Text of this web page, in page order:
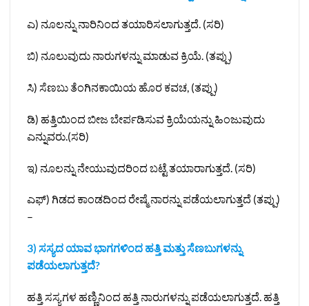
ಎ) ನೂಲನ್ನು ನಾರಿನಿಂದ ತಯಾರಿಸಲಾಗುತ್ತದೆ. (ಸರಿ)
ಬಿ) ನೂಲುವುದು ನಾರುಗಳನ್ನು ಮಾಡುವ ಕ್ರಿಯೆ. (ತಪ್ಪು)
ಸಿ) ಸೆಣಬು ತೆಂಗಿನಕಾಯಿಯ ಹೊರ ಕವಚ, (ತಪ್ಪು)
ಡಿ) ಹತ್ತಿಯಿಂದ ಬೀಜ ಬೇರ್ಪಡಿಸುವ ಕ್ರಿಯೆಯನ್ನು ಹಿಂಜುವುದು
ಎನ್ನುವರು.(ಸರಿ)
ಇ) ನೂಲನ್ನು ನೇಯುವುದರಿಂದ ಬಟ್ಟೆ ತಯಾರಾಗುತ್ತದೆ. (ಸರಿ)
ಎಫ್) ಗಿಡದ ಕಾಂಡದಿಂದ ರೇಷ್ಮೆ ನಾರನ್ನು ಪಡೆಯಲಾಗುತ್ತದೆ (ತಪ್ಪು)
–
3) ಸಸ್ಯದ ಯಾವ ಭಾಗಗಳಿಂದ ಹತ್ತಿ ಮತ್ತು ಸೆಣಬುಗಳನ್ನು
ಪಡೆಯಲಾಗುತ್ತದೆ?
ಹತ್ತಿ ಸಸ್ಯಗಳ ಹಣ್ಣಿನಿಂದ ಹತ್ತಿ ನಾರುಗಳನ್ನು ಪಡೆಯಲಾಗುತ್ತದೆ. ಹತ್ತಿ